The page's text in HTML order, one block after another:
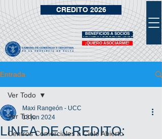
¡QUIERO ASOCIARME!
VIDRIERA DE BENEFICIOS
BENEFICIOS A SOCIOS
CREDITO 2026
Entrada
Ver Todo
Centros Comerciales a Cielo Abierto
Ver Todo
LINEA DE CREDITO:
Maxi Rangeón - UCC
13 jun 2024